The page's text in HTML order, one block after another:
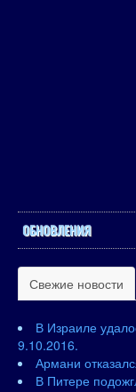
ОБНОВЛЕНИЯ
Свежие новости
В Израиле
9.10.2016.
Армани
В Питере